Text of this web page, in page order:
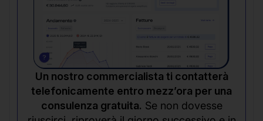
Un nostro commercialista ti contatterà
telefonicamente entro mezz’ora per una
consulenza gratuita. Se non dovesse